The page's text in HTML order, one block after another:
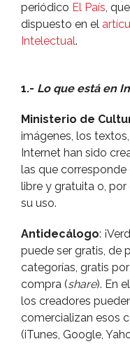
periódico El Paí­s,
dispuesto en el
Intelectual.
1.- Lo que está en
Ministerio de
imágenes, los
Internet han sido
las que corresponde
libre y gratuita o,
su uso.
Antidecálogo:
puede ser gratis, de
categorí­as, gratis
compra (share). En
los creadores
comercializan esos
(iTunes, Google,